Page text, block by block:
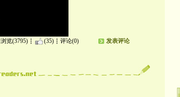
浏览(3795) (35) 评论(0) 发表评论